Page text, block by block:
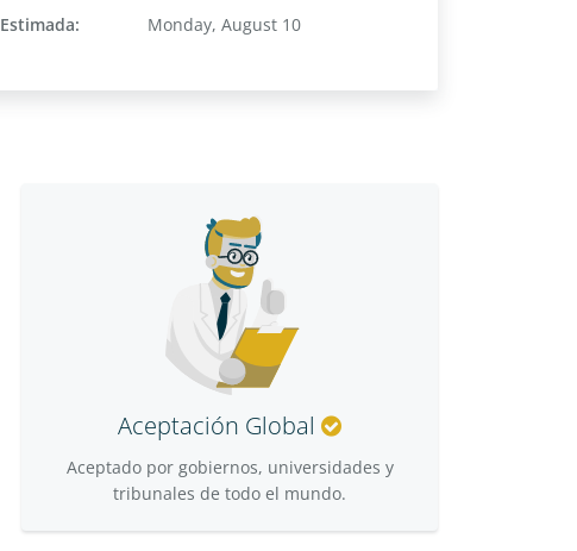
Aceptación Global
Aceptado por gobiernos, universidades y
tribunales de todo el mundo.